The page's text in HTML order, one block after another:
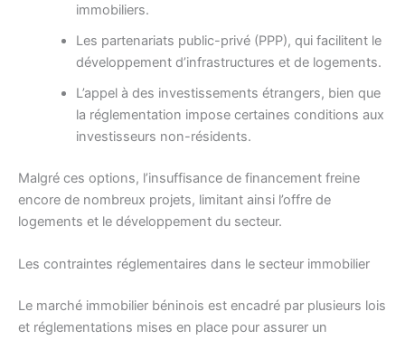
immobiliers.
Les partenariats public-privé (PPP), qui facilitent le
développement d’infrastructures et de logements.
L’appel à des investissements étrangers, bien que
la réglementation impose certaines conditions aux
investisseurs non-résidents.
Malgré ces options, l’insuffisance de financement freine
encore de nombreux projets, limitant ainsi l’offre de
logements et le développement du secteur.
Les contraintes réglementaires dans le secteur immobilier
Le marché immobilier béninois est encadré par plusieurs lois
et réglementations mises en place pour assurer un